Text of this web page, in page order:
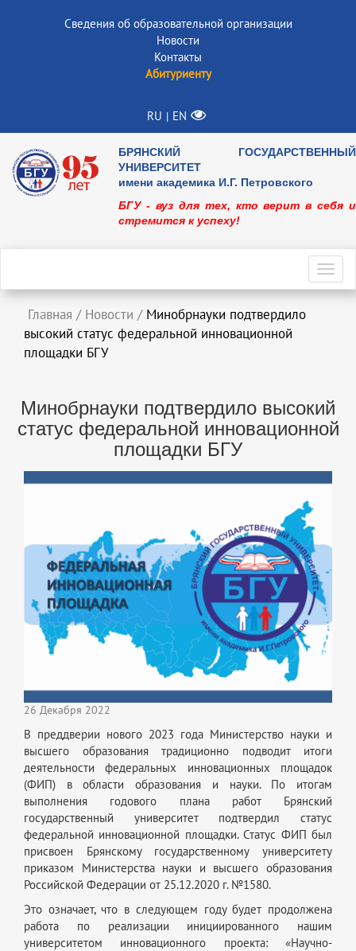
Сведения об образовательной организации
Новости
Контакты
Абитуриенту
RU | EN
БРЯНСКИЙ ГОСУДАРСТВЕННЫЙ
УНИВЕРСИТЕТ
имени академика И.Г. Петровского
БГУ - вуз для тех, кто верит в себя и
стремится к успеху!
Главная / Новости / Минобрнауки подтвердило
высокий статус федеральной инновационной
площадки БГУ
Минобрнауки подтвердило высокий
статус федеральной инновационной
площадки БГУ
26 Декабря 2022
В преддверии нового 2023 года Министерство науки и
высшего образования традиционно подводит итоги
деятельности федеральных инновационных площадок
(ФИП) в области образования и науки. По итогам
выполнения годового плана работ Брянский
государственный университет подтвердил статус
федеральной инновационной площадки. Статус ФИП был
присвоен Брянскому государственному университету
приказом Министерства науки и высшего образования
Российской Федерации от 25.12.2020 г. №1580.
Это означает, что в следующем году будет продолжена
работа по реализации инициированного нашим
университетом инновационного проекта: «Научно-